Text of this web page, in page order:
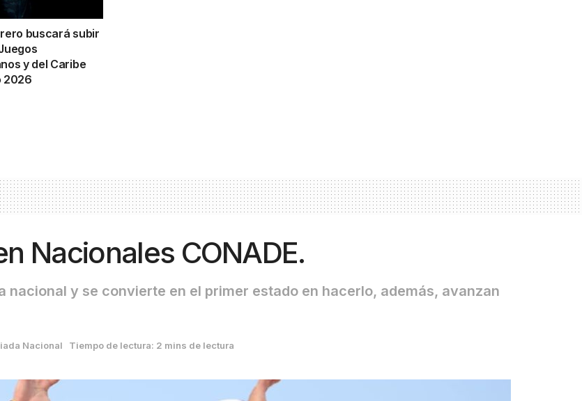
buscará subir
y del Caribe
2026
Nacionales CONADE.
nacional y se convierte en el primer estado en hacerlo, además, avanzan
Nacional Tiempo de lectura: 2 mins de lectura